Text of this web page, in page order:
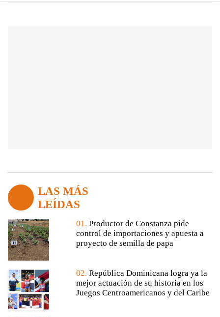
LAS MÁS
LEÍDAS
01. Productor de Constanza pide
control de importaciones y apuesta a
proyecto de semilla de papa
02. República Dominicana logra ya la
mejor actuación de su historia en los
Juegos Centroamericanos y del Caribe